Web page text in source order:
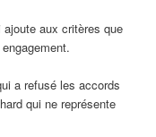
aux critères que
a refusé les accords
qui ne représente